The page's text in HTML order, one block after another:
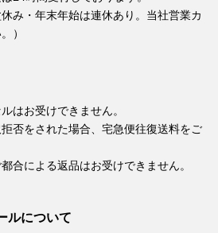
み・年末年始は連休あり。当社営業カ
）
はお受けできません。
否をされた場合、宅急便往復送料をご
合による返品はお受けできません。
ルについて